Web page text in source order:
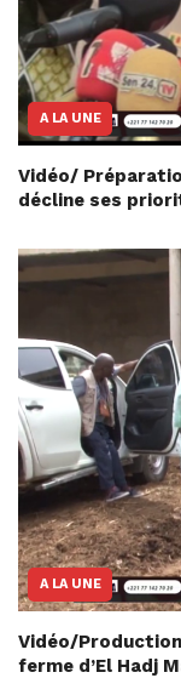
A LA UNE
Vidéo/
décline ses
A LA UNE
Vidéo/
ferme d’El Hadj